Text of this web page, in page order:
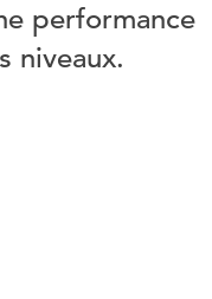
performance
niveaux.